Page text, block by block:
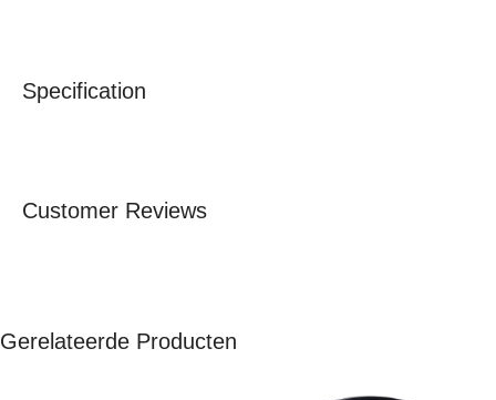
Specification
Customer Reviews
Gerelateerde Producten